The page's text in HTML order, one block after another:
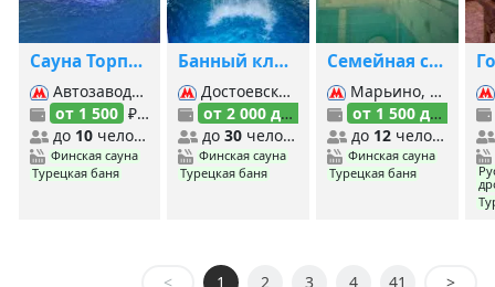
Сауна Торпедо на Автозаводской
Автозаводская (Замоскворецкая), Автозаводская (МЦК), ЗИЛ, Тульская,
от 1 500 ₽/час
до 10 человек
Финская сауна
Турецкая баня
Банный клуб Верона
Достоевская, ВДНХ, Новослободская, Проспект Мира (Кольцевая), Проспект Мира (Калуж.-Рижская), Савеловская,
от 2 000 до 3 000
₽/час
до 30человек
Финская сауна
Турецкая баня
Семейная сауна Sia SPA
Марьино, Красногвардейская (Замоскворецкая), Братиславская, Борисово, Шипиловская,
от 1 500 до 2 500
до 12человек
Финская сауна
Турецкая баня
< 1 2 3 4 41 >